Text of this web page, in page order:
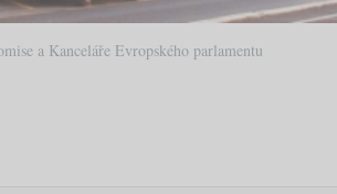
a Kanceláře Evropského parlamentu